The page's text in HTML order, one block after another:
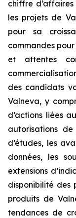
chiffre d’affaires
les projets de
pour sa
commandes
et attentes
des candidats
Valneva, y
d’actions liées
autorisations
d’études, les
données, les
extensions
disponibilité des
produits de
tendances de